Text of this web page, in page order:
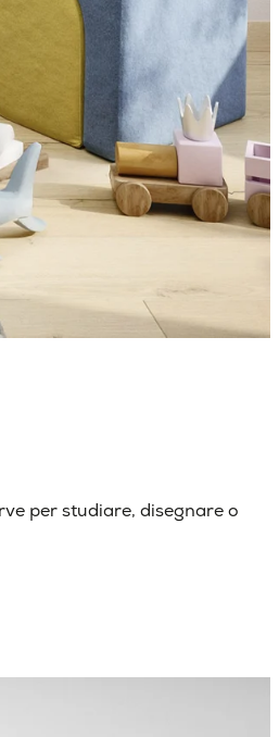
per studiare, disegnare o